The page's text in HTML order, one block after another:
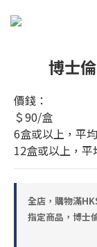
博士
價錢：
＄90/盒
6盒或以上，平
12盒或以上，
全店，購物滿
指定商品，博士